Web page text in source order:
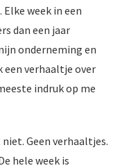
week in een
dan een jaar
onderneming en
een verhaaltje over
indruk op me
Geen verhaaltjes.
hele week is